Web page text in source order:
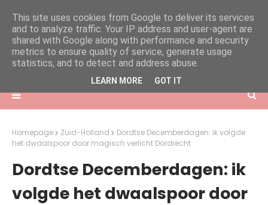
Homepage Zuid-Holland
Dordtse Decemberdagen: ik volgde
het dwaalspoor door magisch verlicht Dordrecht
Dordtse Decemberdagen: ik
volgde het dwaalspoor door
This site uses cookies from Google to deliver its services
and to analyze traffic. Your IP address and user-agent are
shared with Google along with performance and security
metrics to ensure quality of service, generate usage
statistics, and to detect and address abuse.
LEARN MORE GOT IT